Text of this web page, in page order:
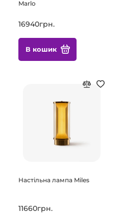
Marlo
16940грн.
В кошик
Настільна лампа Miles
11660грн.